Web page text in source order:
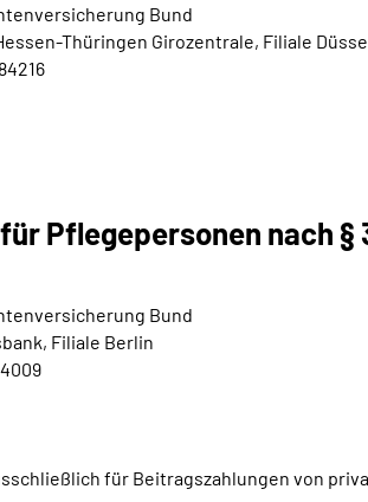
Bund
Thüringen Girozentrale, Filiale
Pflegepersonen nach §
Bund
Filiale Berlin
für Beitragszahlungen von